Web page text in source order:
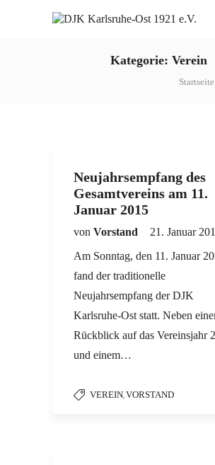
Kategorie: Verein
Startseite
Neujahrsempfang des
Gesamtvereins am 11.
Januar 2015
von Vorstand
21. Januar
Am Sonntag, den 11. Januar
fand der traditionelle
Neujahrsempfang der DJK
Karlsruhe-Ost statt. Neben
Rückblick auf das Vereinsjahr
und einem…
VEREIN, VORSTAND